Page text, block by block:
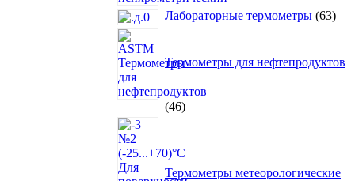
Лабораторные термометры 6363
Термометры для нефтепродуктов
4646
Термометры метеорологические